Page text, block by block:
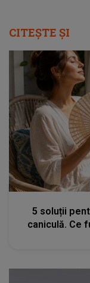
CITEȘTE ȘI
5 soluții
caniculă. Ce